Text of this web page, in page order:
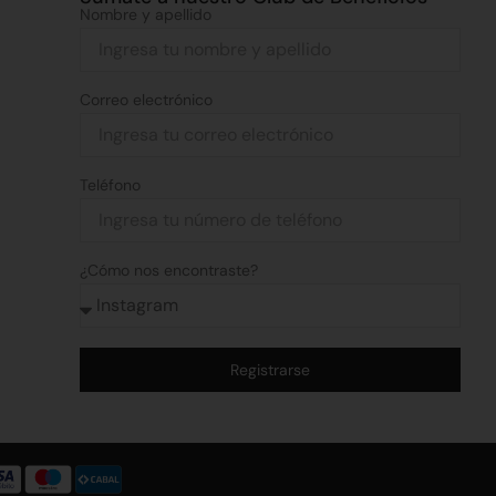
Nombre y apellido
Correo electrónico
Teléfono
¿Cómo nos encontraste?
Registrarse